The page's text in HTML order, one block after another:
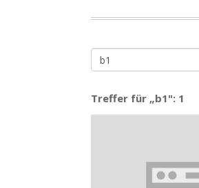
Treffer für „b1": 1